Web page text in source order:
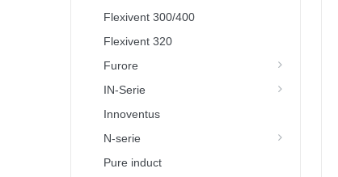
Flexivent 300/400
Flexivent 320
Furore
IN-Serie
Innoventus
N-serie
Pure induct